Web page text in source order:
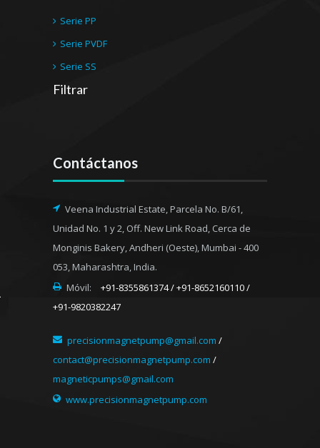
Serie PP
Serie PVDF
Serie SS
Filtrar
Contáctanos
Veena Industrial Estate, Parcela No. B/61,
Unidad No. 1 y 2, Off. New Link Road, Cerca de
Monginis Bakery, Andheri (Oeste), Mumbai - 400
053, Maharashtra, India.
Móvil:
+91-8355861374 / +91-8652160110 /
+91-9820382247
precisionmagnetpump@gmail.com /
contact@precisionmagnetpump.com /
magneticpumps@gmail.com
www.precisionmagnetpump.com